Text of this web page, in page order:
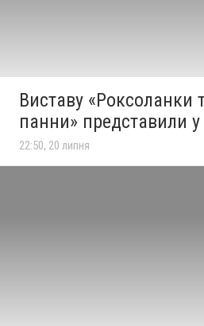
Виставу «Роксоланки
панни» представили
22:50, 20 липня